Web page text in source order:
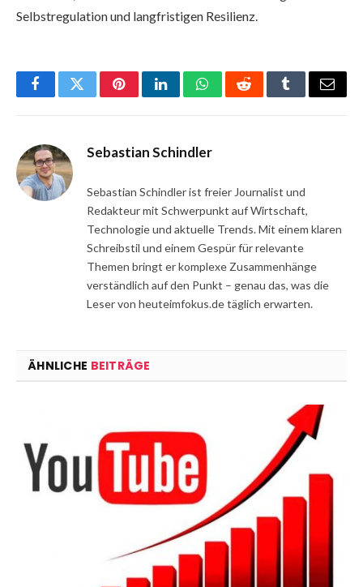
Selbstregulation und langfristigen Resilienz.
FacebookTwitterPinterestLinkedInWhatsAppRedditTumblrEmail
Sebastian Schindler
Sebastian Schindler ist freier Journalist und
Redakteur mit Schwerpunkt auf Wirtschaft,
Technologie und aktuelle Trends. Mit einem klaren
Schreibstil und einem Gespür für relevante
Themen bringt er komplexe Zusammenhänge
verständlich auf den Punkt – genau das, was die
Leser von heuteimfokus.de täglich erwarten.
ÄHNLICHE BEITRÄGE